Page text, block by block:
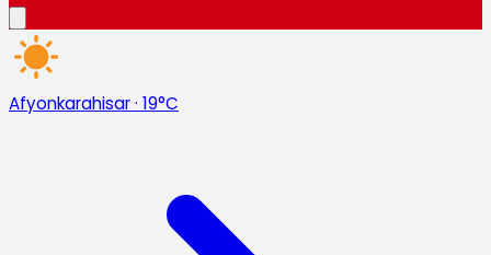
Afyonkarahisar· 19°C